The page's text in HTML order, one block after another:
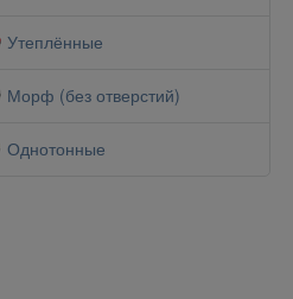
Утеплённые
Морф (без отверстий)
Однотонные